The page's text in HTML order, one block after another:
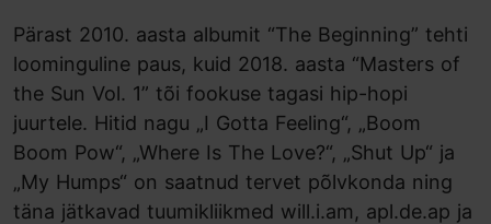
Pärast 2010. aasta albumit “The Beginning” tehti
loominguline paus, kuid 2018. aasta “Masters of
the Sun Vol. 1” tõi fookuse tagasi hip-hopi
juurtele. Hitid nagu „I Gotta Feeling“, „Boom
Boom Pow“, „Where Is The Love?“, „Shut Up“ ja
„My Humps“ on saatnud tervet põlvkonda ning
täna jätkavad tuumikliikmed will.i.am, apl.de.ap ja